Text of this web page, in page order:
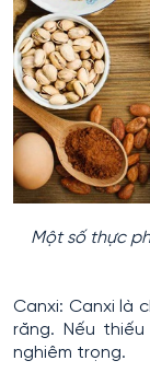
Một số thực
Canxi: Canxi là
răng. Nếu
nghiêm trọng.